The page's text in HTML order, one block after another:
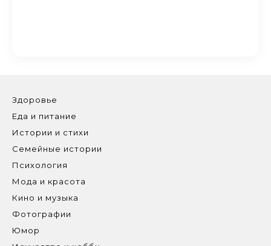
Здоровье
Еда и питание
Истории и стихи
Семейные истории
Психология
Мода и красота
Кино и музыка
Фотографии
Юмор